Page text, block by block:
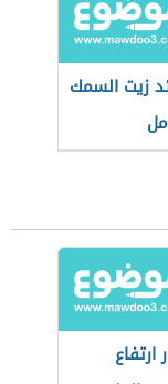
زيت السمك
ارتفاع